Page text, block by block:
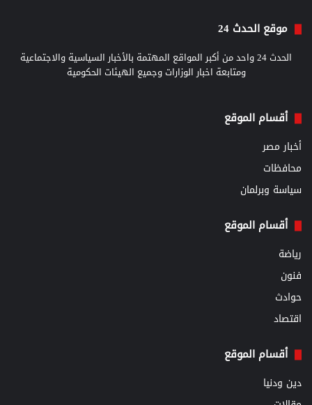
موقع الحدث 24
الحدث 24 واحد من أكبر المواقع المهتمة بالأخبار السياسية والاجتماعية
ومتابعة اخبار الوزارات وجميع الهيئات الحكومية
أقسام الموقع
أخبار مصر
محافظات
سياسة وبرلمان
أقسام الموقع
رياضة
فنون
حوادث
اقتصاد
أقسام الموقع
دين ودنيا